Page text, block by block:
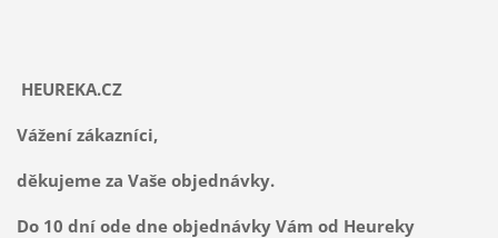
HEUREKA.CZ
Vážení zákazníci,
děkujeme za Vaše objednávky.
Do 10 dní ode dne objednávky Vám od Heureky